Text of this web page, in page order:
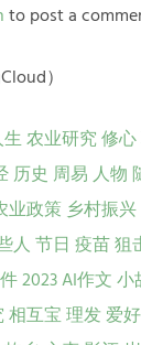
to post a
）
农业研究修心
历史 周易人物
业政策乡村振兴
人节日 疫苗狙
2023AI作文小
相互宝理发爱好